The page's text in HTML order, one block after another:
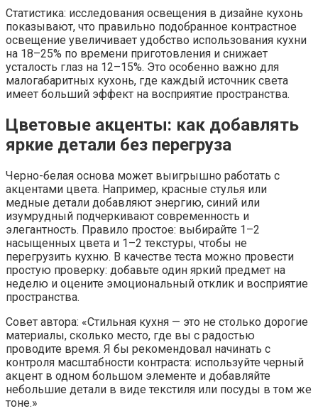
Статистика: исследования освещения в дизайне кухонь
показывают, что правильно подобранное контрастное
освещение увеличивает удобство использования кухни
на 18–25% по времени приготовления и снижает
усталость глаз на 12–15%. Это особенно важно для
малогабаритных кухонь, где каждый источник света
имеет больший эффект на восприятие пространства.
Цветовые акценты: как добавлять
яркие детали без перегруза
Черно-белая основа может выигрышно работать с
акцентами цвета. Например, красные стулья или
медные детали добавляют энергию, синий или
изумрудный подчеркивают современность и
элегантность. Правило простое: выбирайте 1–2
насыщенных цвета и 1–2 текстуры, чтобы не
перегрузить кухню. В качестве теста можно провести
простую проверку: добавьте один яркий предмет на
неделю и оцените эмоциональный отклик и восприятие
пространства.
Совет автора: «Стильная кухня — это не столько дорогие
материалы, сколько место, где вы с радостью
проводите время. Я бы рекомендовал начинать с
контроля масштабности контраста: используйте черный
акцент в одном большом элементе и добавляйте
небольшие детали в виде текстиля или посуды в том же
тоне.»